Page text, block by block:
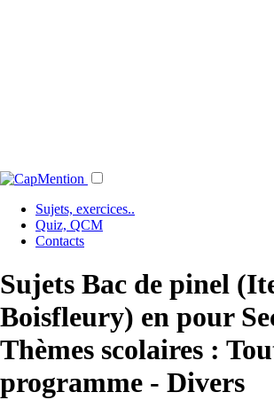
Sujets, exercices..
Quiz, QCM
Contacts
Sujets Bac de pinel
Boisfleury) en pour
Thèmes scolaires :
programme - Divers